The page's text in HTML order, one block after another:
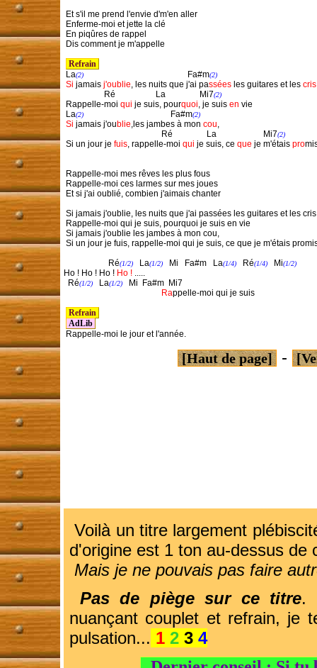
Et s'il me prend l'envie d'm'en aller
Enferme-moi et jette la clé
En piqûres de rappel
Dis comment je m'appelle
Refrain
La(2)
                                                 Fa#m
(2)
Si jamais j'oublie, les nuits que j'ai passées les guitares et les cris
                   Ré                   La                Mi7
(2)
Rappelle-moi qui je suis, pourquoi, je suis en vie
La(2)
                                         Fa#m
(2)
Si jamais j'oublie,les jambes à mon cou,
                                              Ré                La                      Mi7
(2)
Si un jour je fuis, rappelle-moi qui je suis, ce que je m'étais pro
Rappelle-moi mes rêves les plus fous
Rappelle-moi ces larmes sur mes joues
Et si j'ai oublié, combien j'aimais chanter
Si jamais j'oublie, les nuits que j'ai passées les guitares et les cris
Rappelle-moi qui je suis, pourquoi je suis en vie
Si jamais j'oublie les jambes à mon cou,
Si un jour je fuis, rappelle-moi qui je suis, ce que je m'étais
                     Ré
(1/2)
   La
(1/2)
   Mi   Fa#m   La
(1/4)
   Ré
(1/4)
   Mi
(1/2)
Ho ! Ho ! Ho ! Ho ! .....
  Ré
(1/2)
   La
(1/2)
   Mi  Fa#m  Mi7
Rappelle-moi qui je suis
Refrain
AdLib
Rappelle-moi le jour et l'année.
[Haut de page] -
Voilà un titre largement
d'origine est 1 ton au-dessus de
Mais je ne pouvais pas faire
Pas de piège sur ce titre.
nuançant couplet et refrain, je
pulsation... 1 2 3 4